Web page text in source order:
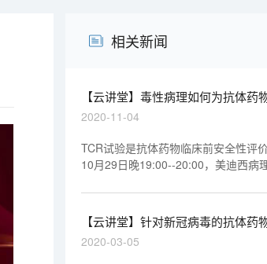
相关新闻
【云讲堂】毒性病理如何为抗体药
2020-11-04
TCR试验是抗体药物临床前安全性评
10月29日晚19:00--20:00，美迪西病
影响实验结果的因素及优化诀窍，分
工作多年的经验和感悟，欢迎观看回放
【云讲堂】针对新冠病毒的抗体药
2020-03-05